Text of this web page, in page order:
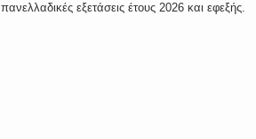
πανελλαδικές εξετάσεις έτους 2026 και εφεξής.